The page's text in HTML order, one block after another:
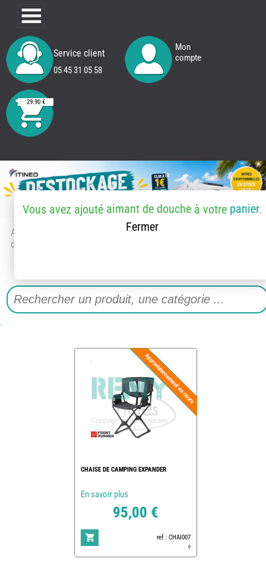
Service client
05 45 31 05 58
Mon
compte
29.90 €
Accueil
> Accessoires et pièces
détachées
Vous avez ajouté aimant de doucheà votre panier.
Fermer
CHAISE DE CAMPING EXPANDER
En savoir plus
95,00 €
ref : CHAI007
0